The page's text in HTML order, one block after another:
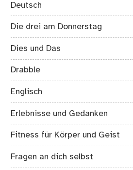
Deutsch
Die drei am Donnerstag
Dies und Das
Drabble
Englisch
Erlebnisse und Gedanken
Fitness für Körper und Geist
Fragen an dich selbst